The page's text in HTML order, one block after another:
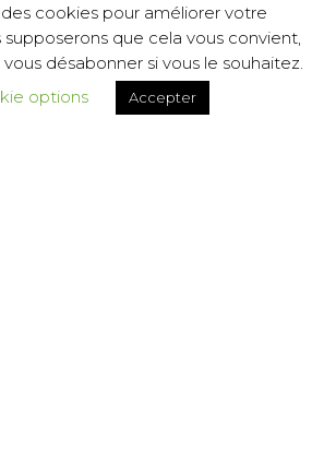
cookies pour améliorer votre
que cela vous convient,
désabonner si vous le souhaitez.
options
Accepter